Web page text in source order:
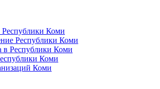
Республики Коми
Республики Коми
в Республики Коми
Коми
Коми